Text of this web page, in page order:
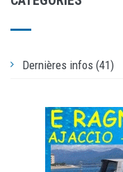
Dernières infos (41)